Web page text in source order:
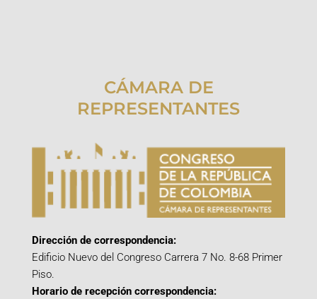
CÁMARA DE
REPRESENTANTES
Dirección de correspondencia:
Edificio Nuevo del Congreso Carrera 7 No. 8-68 Primer
Piso.
Horario de recepción correspondencia: